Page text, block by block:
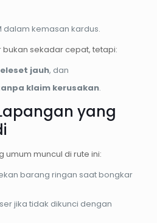
dalam kemasan kardus.
sekadar cepat, tetapi:
jauh, dan
klaim kerusakan.
yang
muncul di rute ini:
barang ringan saat bongkar
jika tidak dikunci dengan